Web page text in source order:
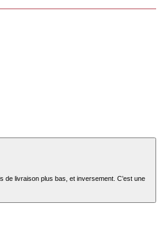
livraison plus bas, et inversement. C’est une